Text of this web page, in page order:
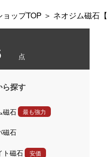
ネオジムボンド磁石
ネオジフック
多用途吸着バー
マグネット吸着器
ハンドマグネット
マグネットキャッチャ
磁気活水器
ップTOP ＞ ネオジム磁石【
点
ら探す
磁石 最も強力
磁石
ト磁石 安価